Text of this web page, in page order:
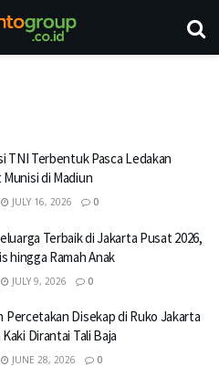
TNI Terbentuk Pasca Ledakan
di Madiun
JULY 16, 2026 0
Terbaik di Jakarta Pusat 2026,
hingga Ramah Anak
JULY 9, 2026 0
Percetakan Disekap di Ruko Jakarta
Dirantai Tali Baja
JUNE 28, 2026 0